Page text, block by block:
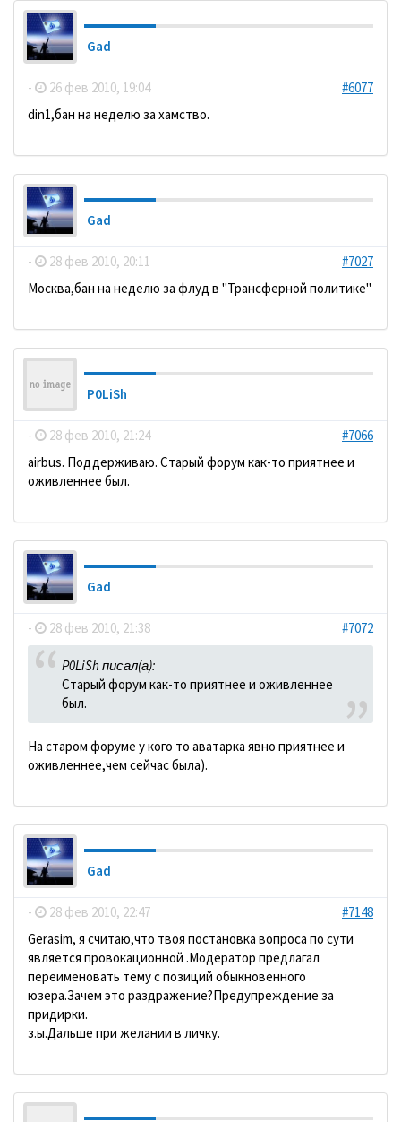
Gad
- 26 фев 2010, 19:04
#6077
din1,бан на неделю за хамство.
Gad
- 28 фев 2010, 20:11
#7027
Москва,бан на неделю за флуд в "Трансферной политике"
P0LiSh
- 28 фев 2010, 21:24
#7066
аirbus. Поддерживаю. Старый форум как-то приятнее и
оживленнее был.
Gad
- 28 фев 2010, 21:38 #7072
P0LiSh писал(а):
Старый форум как-то приятнее и оживленнее
был.
На старом форуме у кого то аватарка явно приятнее и
оживленнее,чем сейчас была).
Gad
- 28 фев 2010, 22:47
#7148
Gerasim, я считаю,что твоя постановка вопроса по сути
является провокационной .Модератор предлагал
переименовать тему с позиций обыкновенного
юзера.Зачем это раздражение?Предупреждение за
придирки.
з.ы.Дальше при желании в личку.